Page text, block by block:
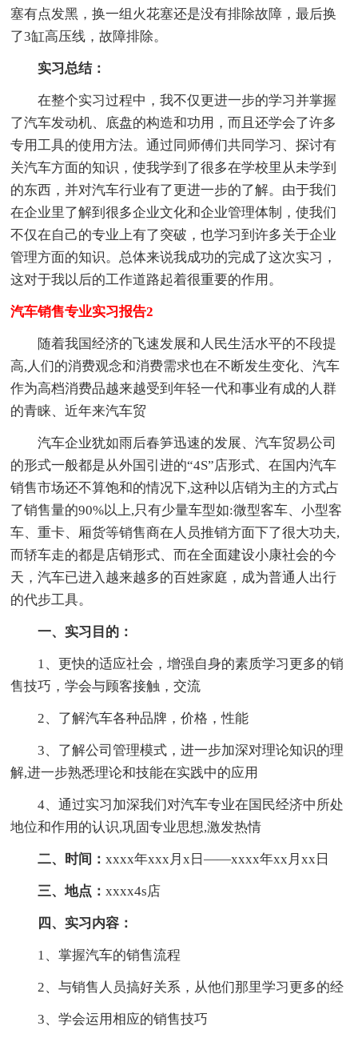
塞有点发黑，换一组火花塞还是没有排除故障，最后换
了3缸高压线，故障排除。
实习总结：
在整个实习过程中，我不仅更进一步的学习并掌握
了汽车发动机、底盘的构造和功用，而且还学会了许多
专用工具的使用方法。通过同师傅们共同学习、探讨有
关汽车方面的知识，使我学到了很多在学校里从未学到
的东西，并对汽车行业有了更进一步的了解。由于我们
在企业里了解到很多企业文化和企业管理体制，使我们
不仅在自己的专业上有了突破，也学习到许多关于企业
管理方面的知识。总体来说我成功的完成了这次实习，
这对于我以后的工作道路起着很重要的作用。
汽车销售专业实习报告2
随着我国经济的飞速发展和人民生活水平的不段提
高,人们的消费观念和消费需求也在不断发生变化、汽车
作为高档消费品越来越受到年轻一代和事业有成的人群
的青睐、近年来汽车贸
汽车企业犹如雨后春笋迅速的发展、汽车贸易公司
的形式一般都是从外国引进的“4S”店形式、在国内汽车
销售市场还不算饱和的情况下,这种以店销为主的方式占
了销售量的90%以上,只有少量车型如:微型客车、小型客
车、重卡、厢货等销售商在人员推销方面下了很大功夫,
而轿车走的都是店销形式、而在全面建设小康社会的今
天，汽车已进入越来越多的百姓家庭，成为普通人出行
的代步工具。
一、实习目的：
1、更快的适应社会，增强自身的素质学习更多的销
售技巧，学会与顾客接触，交流
2、了解汽车各种品牌，价格，性能
3、了解公司管理模式，进一步加深对理论知识的理
解,进一步熟悉理论和技能在实践中的应用
4、通过实习加深我们对汽车专业在国民经济中所处
地位和作用的认识,巩固专业思想,激发热情
二、时间：xxxx年xxx月x日——xxxx年xx月xx日
三、地点：xxxx4s店
四、实习内容：
1、掌握汽车的销售流程
2、与销售人员搞好关系，从他们那里学习更多的经
3、学会运用相应的销售技巧